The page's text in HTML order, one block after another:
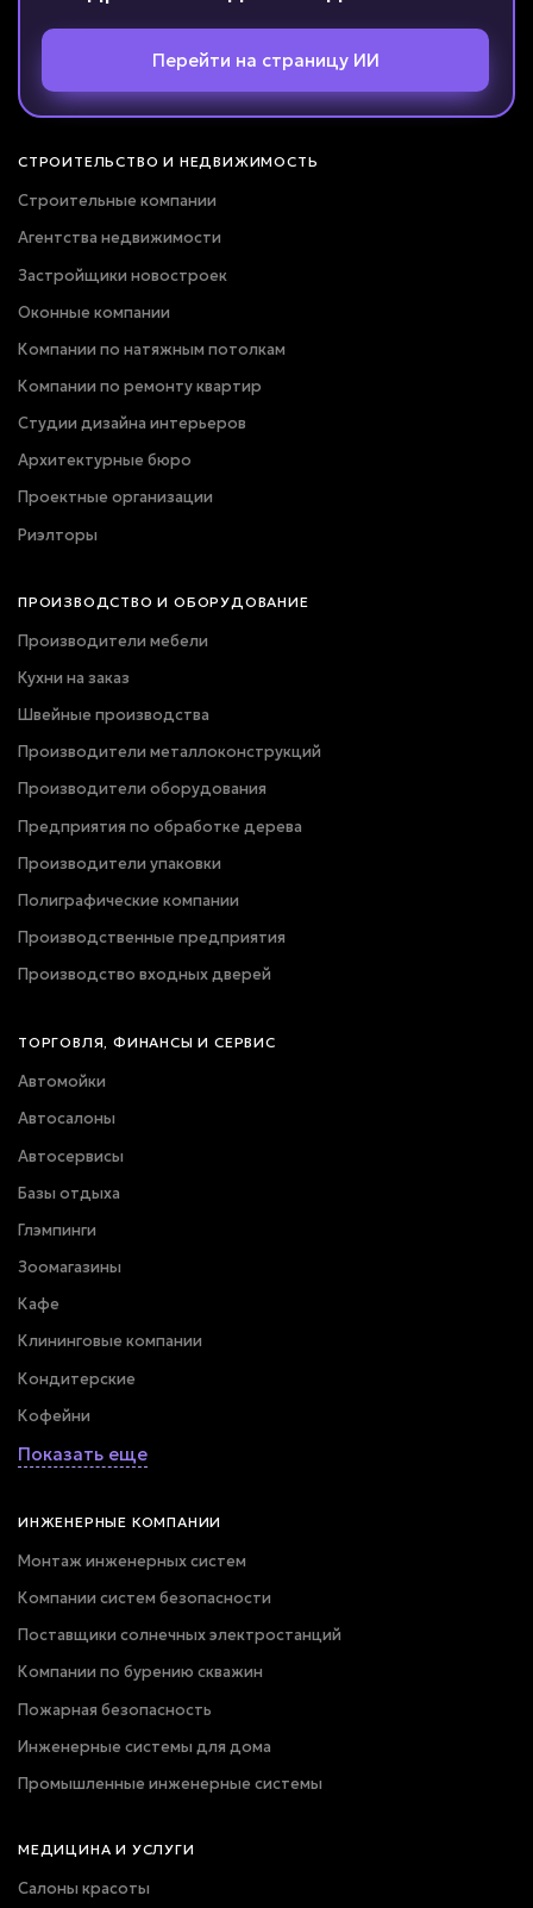
Перейти на страницу ИИ
СТРОИТЕЛЬСТВО И НЕДВИЖИМОСТЬ
Строительные компании
Агентства недвижимости
Застройщики новостроек
Оконные компании
Компании по натяжным потолкам
Компании по ремонту квартир
Студии дизайна интерьеров
Архитектурные бюро
Проектные организации
Риэлторы
ПРОИЗВОДСТВО И ОБОРУДОВАНИЕ
Производители мебели
Кухни на заказ
Швейные производства
Производители металлоконструкций
Производители оборудования
Предприятия по обработке дерева
Производители упаковки
Полиграфические компании
Производственные предприятия
Производство входных дверей
ТОРГОВЛЯ, ФИНАНСЫ И СЕРВИС
Автомойки
Автосалоны
Автосервисы
Базы отдыха
Глэмпинги
Зоомагазины
Кафе
Клининговые компании
Кондитерские
Кофейни
Показать еще
ИНЖЕНЕРНЫЕ КОМПАНИИ
Монтаж инженерных систем
Компании систем безопасности
Поставщики солнечных электростанций
Компании по бурению скважин
Пожарная безопасность
Инженерные системы для дома
Промышленные инженерные системы
МЕДИЦИНА И УСЛУГИ
Салоны красоты